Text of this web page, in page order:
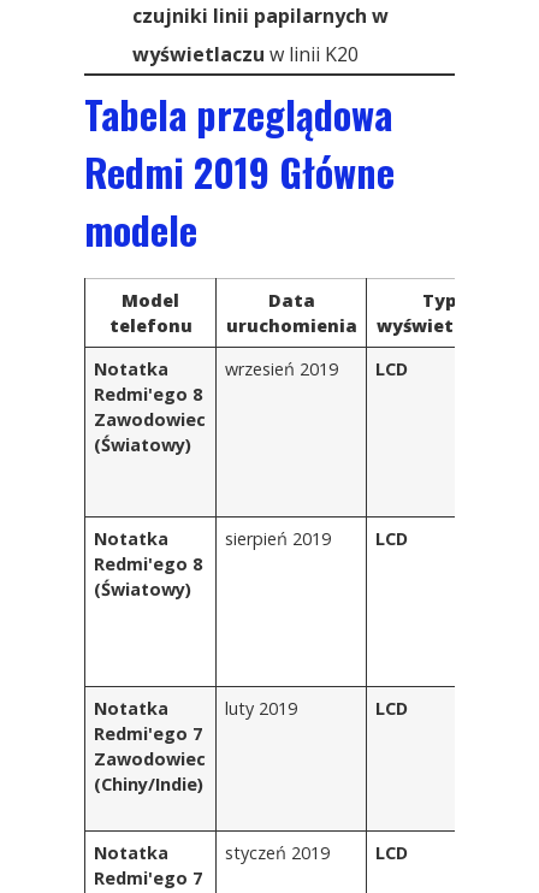
czujniki linii papilarnych w
wyświetlaczu w linii K20
Tabela przeglądowa
Redmi 2019 Główne
modele
Model
telefonu
Data
uruchomienia
Typ
wyświetlacza
Notatka
Redmi'ego 8
Zawodowiec
(Światowy)
wrzesień 2019 LCD
Notatka
Redmi'ego 8
(Światowy)
sierpień 2019 LCD
Notatka
Redmi'ego 7
Zawodowiec
(Chiny/Indie)
luty 2019 LCD
Notatka
Redmi'ego 7
styczeń 2019 LCD